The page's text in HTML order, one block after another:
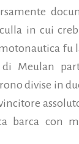
in cui
fu
Meulan
divise in
barca con